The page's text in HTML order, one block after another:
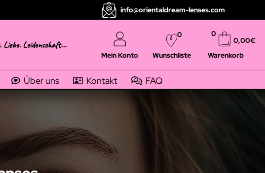
info@orientaldream-lenses.com
Liebe. Leidenschaft...
Mein Konto Wunschliste
0
Warenkorb
0,00€
0
Über uns Kontakt FAQ